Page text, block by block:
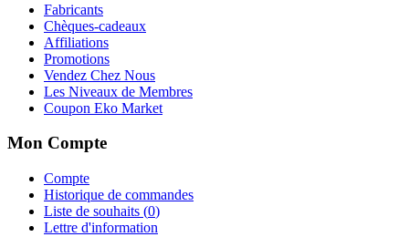
Fabricants
Chèques-cadeaux
Affiliations
Promotions
Vendez Chez Nous
Les Niveaux de Membres
Coupon Eko Market
Mon Compte
Compte
Historique de commandes
Liste de souhaits (0)
Lettre d'information